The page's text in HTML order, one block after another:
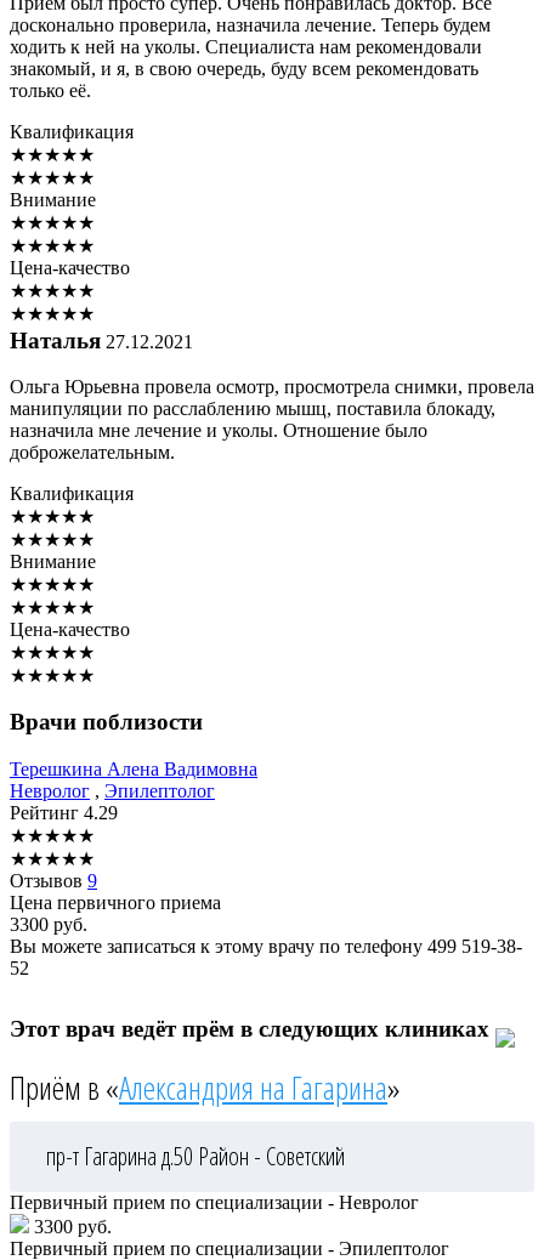
досконально проверила, назначила лечение. Теперь будем
ходить к ней на уколы. Специалиста нам рекомендовали
знакомый, и я, в свою очередь, буду всем рекомендовать
только её.
Квалификация
★★★★★
★★★★★
Внимание
★★★★★
★★★★★
Цена-качество
★★★★★
★★★★★
Наталья 27.12.2021
Ольга Юрьевна провела осмотр, просмотрела снимки, провела
манипуляции по расслаблению мышц, поставила блокаду,
назначила мне лечение и уколы. Отношение было
доброжелательным.
Квалификация
★★★★★
★★★★★
Внимание
★★★★★
★★★★★
Цена-качество
★★★★★
★★★★★
Врачи поблизости
Терешкина Алена Вадимовна
Невролог , Эпилептолог
Рейтинг 4.29
★★★★★
★★★★★
Отзывов 9
Цена первичного приема
3300 руб.
Вы можете записаться к этому врачу по телефону 499 519-38-
52
Этот врач ведёт прём в следующих клиниках
Приём в «Александрия на Гагарина»
пр-т Гагарина д.50 Район - Советский
Первичный прием по специализации - Невролог
3300 руб.
Первичный прием по специализации - Эпилептолог